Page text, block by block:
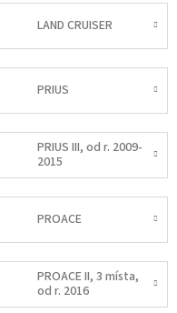
LAND CRUISER
PRIUS
PRIUS III, od r. 2009-
2015
PROACE
PROACE II, 3 místa,
od r. 2016